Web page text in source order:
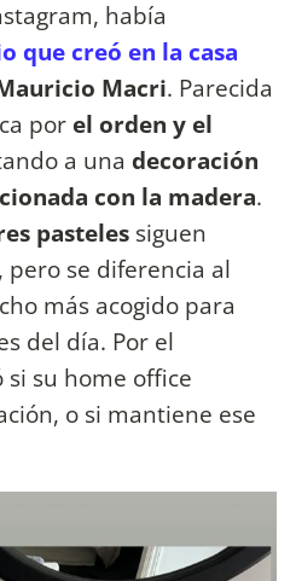
había
que creó en la casa
Macri. Parecida
por el orden y el
a una decoración
con la madera.
pasteles siguen
, pero se diferencia al
más acogido para
del día. Por el
su home office
o si mantiene ese